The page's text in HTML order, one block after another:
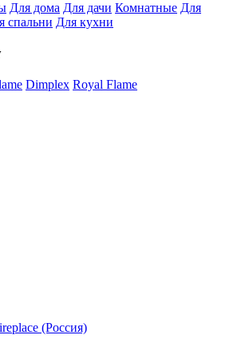
Для дома Для дачи Комнатные Для
спальни Для кухни
Dimplex Royal Flame
(Россия)